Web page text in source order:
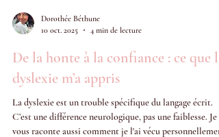
10 oct. 2025
4 min de lecture
De la honte à la confiance : ce que la
dyslexie m’a appris
La dyslexie est un trouble spécifique du langage écrit.